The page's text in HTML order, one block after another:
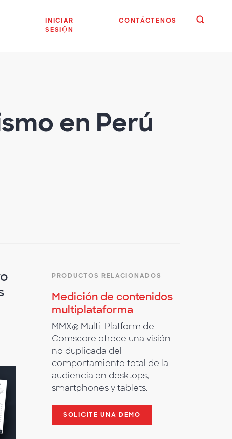
INICIAR
SESIÓN
CONTÁCTENOS
en Perú
PRODUCTOS RELACIONADOS
Medición de contenidos
multiplataforma
MMX® Multi-Platform de
Comscore ofrece una visión
no duplicada del
comportamiento total de la
audiencia en desktops,
smartphones y tablets.
SOLICITE UNA DEMO